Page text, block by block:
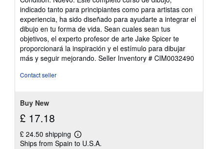
5
out
of
5
stars
indicado tanto para principiantes como para artistas con
experiencia, ha sido diseñado para ayudarte a integrar el
dibujo en tu forma de vida. Sean cuales sean tus
objetivos, el experto profesor de arte Jake Spicer te
proporcionará la inspiración y el estímulo para dibujar
más y seguir mejorando. Seller Inventory # CIM0032490
Contact seller
Buy New
£ 17.18
£ 24.50 shipping
Learn
more
Ships from Spain to U.S.A.